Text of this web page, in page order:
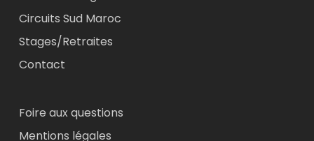
Circuits Sud Maroc
Stages/Retraites
Contact
Foire aux questions
Mentions légales